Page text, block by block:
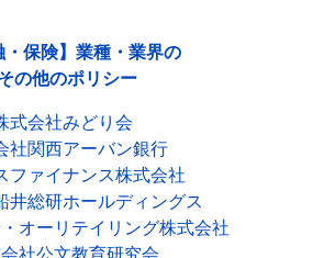
・保険】業種・業界の
の他のポリシー
式会社みどり会
社関西アーバン銀行
ファイナンス株式会社
井総研ホールディングス
オーリテイリング株式会社